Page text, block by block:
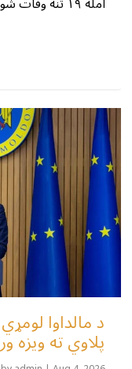
د مالداوا
پلاوي ته ویزه